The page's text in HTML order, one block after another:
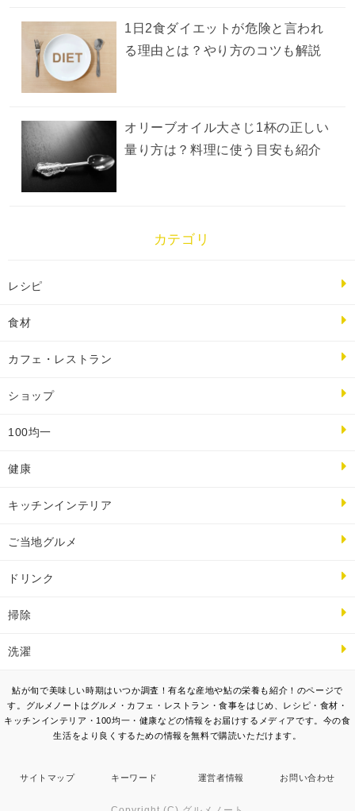
1日2食ダイエットが危険と言われ
る理由とは？やり方のコツも解説
オリーブオイル大さじ1杯の正しい
量り方は？料理に使う目安も紹介
カテゴリ
レシピ
食材
カフェ・レストラン
ショップ
100均一
健康
キッチンインテリア
ご当地グルメ
ドリンク
掃除
洗濯
鮎が旬で美味しい時期はいつか調査！有名な産地や鮎の栄養も紹介！のページで
す。グルメノートはグルメ・カフェ・レストラン・食事をはじめ、レシピ・食材・
キッチンインテリア・100均一・健康などの情報をお届けするメディアです。今の食
生活をより良くするための情報を無料で購読いただけます。
サイトマップ キーワード 運営者情報 お問い合わせ